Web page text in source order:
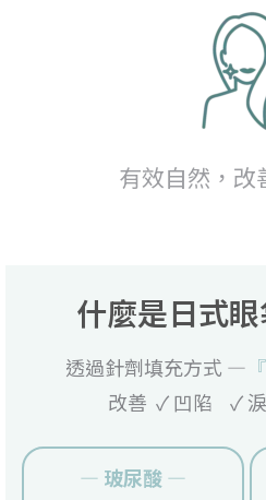
有效自然，改
什麼是日式
透過針劑填充方式 —
改善 ✓ 凹陷 ✓
— 玻尿酸 —